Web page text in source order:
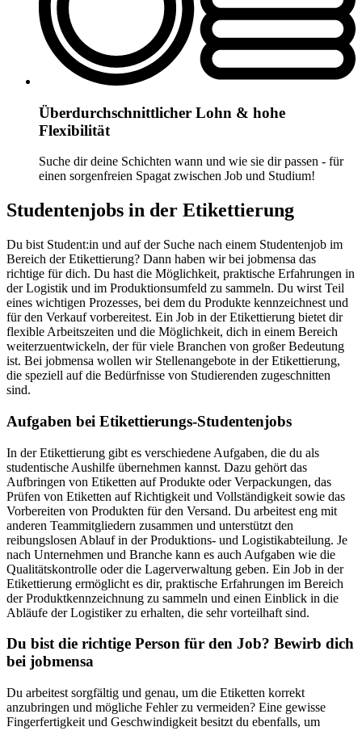
Überdurchschnittlicher Lohn & hohe
Flexibilität
Suche dir deine Schichten wann und wie sie dir passen - für
einen sorgenfreien Spagat zwischen Job und Studium!
Studentenjobs in der Etikettierung
Du bist Student:in und auf der Suche nach einem Studentenjob im
Bereich der Etikettierung? Dann haben wir bei jobmensa das
richtige für dich. Du hast die Möglichkeit, praktische Erfahrungen in
der Logistik und im Produktionsumfeld zu sammeln. Du wirst Teil
eines wichtigen Prozesses, bei dem du Produkte kennzeichnest und
für den Verkauf vorbereitest. Ein Job in der Etikettierung bietet dir
flexible Arbeitszeiten und die Möglichkeit, dich in einem Bereich
weiterzuentwickeln, der für viele Branchen von großer Bedeutung
ist. Bei jobmensa wollen wir Stellenangebote in der Etikettierung,
die speziell auf die Bedürfnisse von Studierenden zugeschnitten
sind.
Aufgaben bei Etikettierungs-Studentenjobs
In der Etikettierung gibt es verschiedene Aufgaben, die du als
studentische Aushilfe übernehmen kannst. Dazu gehört das
Aufbringen von Etiketten auf Produkte oder Verpackungen, das
Prüfen von Etiketten auf Richtigkeit und Vollständigkeit sowie das
Vorbereiten von Produkten für den Versand. Du arbeitest eng mit
anderen Teammitgliedern zusammen und unterstützt den
reibungslosen Ablauf in der Produktions- und Logistikabteilung. Je
nach Unternehmen und Branche kann es auch Aufgaben wie die
Qualitätskontrolle oder die Lagerverwaltung geben. Ein Job in der
Etikettierung ermöglicht es dir, praktische Erfahrungen im Bereich
der Produktkennzeichnung zu sammeln und einen Einblick in die
Abläufe der Logistiker zu erhalten, die sehr vorteilhaft sind.
Du bist die richtige Person für den Job? Bewirb dich
bei jobmensa
Du arbeitest sorgfältig und genau, um die Etiketten korrekt
anzubringen und mögliche Fehler zu vermeiden? Eine gewisse
Fingerfertigkeit und Geschwindigkeit besitzt du ebenfalls, um